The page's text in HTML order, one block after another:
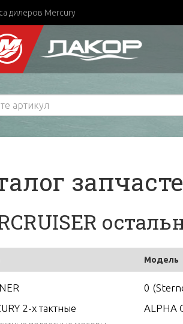
дилеров Mercury
Модель
2-х тактные
0
ALPHA